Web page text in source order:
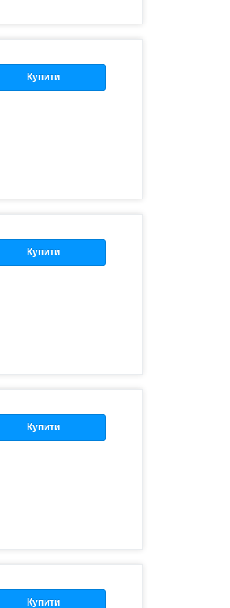
Купити
Купити
Купити
Купити